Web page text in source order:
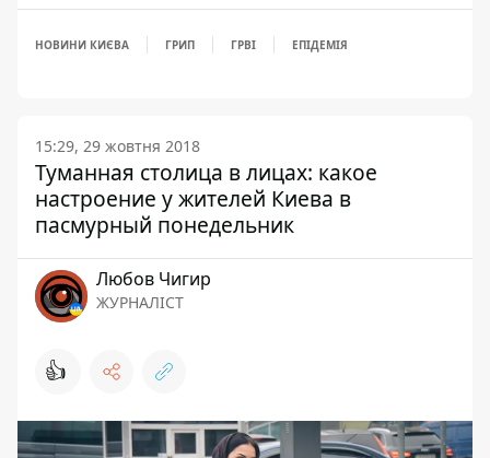
НОВИНИ КИЄВА ГРИП ГРВІ ЕПІДЕМІЯ
15:29, 29 жовтня 2018
Туманная столица в лицах: какое
настроение у жителей Киева в
пасмурный понедельник
Любов Чигир
ЖУРНАЛІСТ
👍